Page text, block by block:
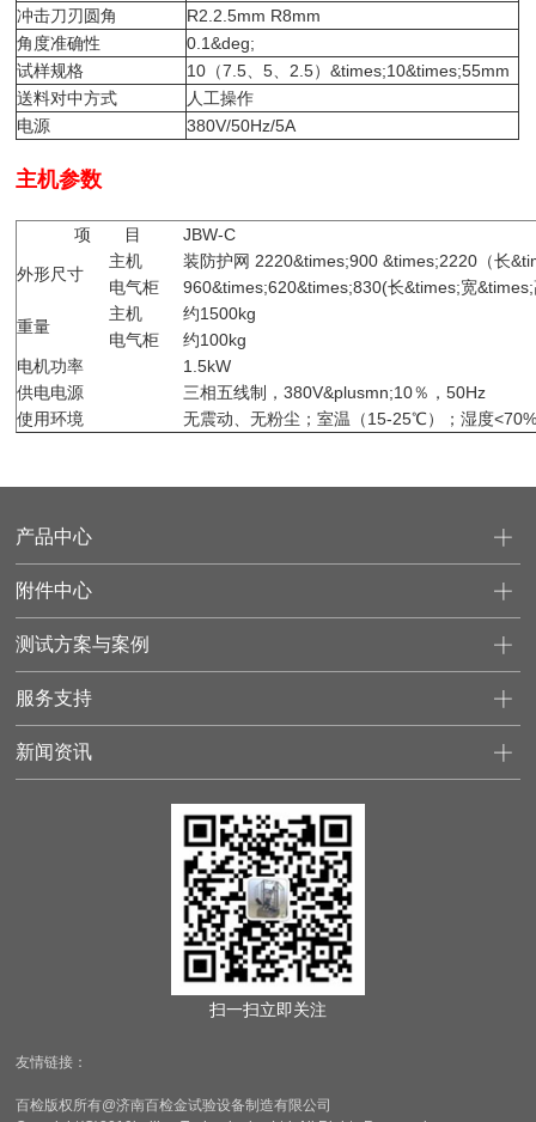
冲击刀刃圆角
R2.2.5mm R8mm
角度准确性
0.1&deg;
试样规格
10（7.5、5、2.5）&times;10&times;55mm
送料对中方式
人工操作
电源
380V/50Hz/5A
主机参数
项 目 JBW-C
外形尺寸
主机
装防护网 2220&times;900 &times;2220（长
电气柜
960&times;620&times;830(长&times;宽
重量
主机
约1500kg
电气柜
约100kg
电机功率
1.5kW
供电电源
三相五线制，380V&plusmn;10％，50Hz
使用环境
无震动、无粉尘；室温（15-25℃）；湿度
产品中心
附件中心
测试方案与案例
服务支持
新闻资讯
扫一扫立即关注
友情链接：
百检版权所有@济南百检金试验设备制造有限公司